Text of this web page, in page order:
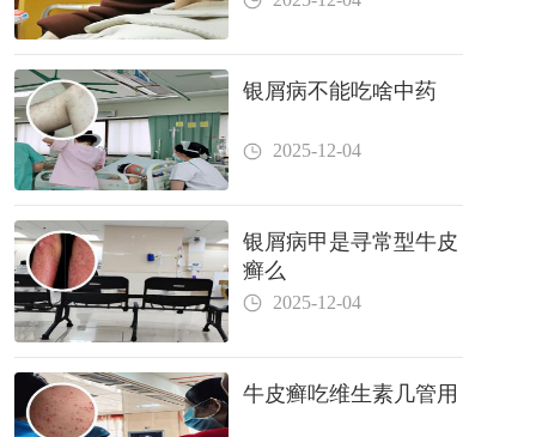
银屑病不能吃啥中药
2025-12-04
银屑病甲是寻常型牛皮
癣么
2025-12-04
牛皮癣吃维生素几管用